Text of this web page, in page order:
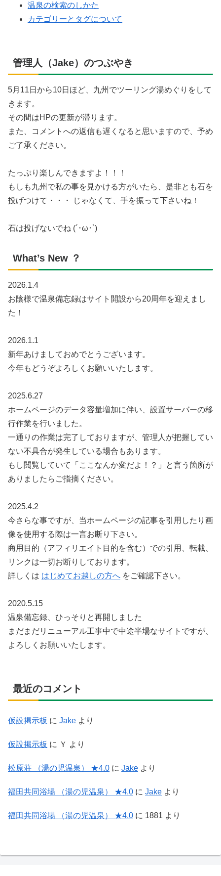
温泉の検索のしかた
カテゴリーとタグについて
管理人（Jake）のつぶやき
5月11日から10日ほど、九州でツーリング湯めぐりをして
きます。
その間はHPの更新が滞ります。
また、コメントへの返信も遅くなると思いますので、予め
ご了承ください。
たっぷり楽しんできますよ！！！
もしも九州で私の事を見かける方がいたら、是非とも石を
投げつけて・・・ じゃなくて、手を振って下さいね！
石は投げないでね (´･ω･`)
What’s New ？
2026.1.4
お陰様で温泉備忘録はサイト開設から20周年を迎えまし
た！
2026.1.1
新年あけましておめでとうございます。
今年もどうぞよろしくお願いいたします。
2025.6.27
ホームページのデータ容量増加に伴い、設置サーバーの移
行作業を行いました。
一通りの作業は完了しておりますが、管理人が把握してい
ない不具合が発生している場合もあります。
もし閲覧していて「ここなんか変だよ！？」と言う箇所が
ありましたらご指摘ください。
2025.4.2
今さらな事ですが、当ホームページの記事を引用したり画
像を使用する際は一言お断り下さい。
商用目的（アフィリエイト目的を含む）での引用、転載、
リンクは一切お断りしております。
詳しくは はじめてお越しの方へ をご確認下さい。
2020.5.15
温泉備忘録、ひっそりと再開しました
まだまだリニューアル工事中で中途半場なサイトですが、
よろしくお願いいたします。
最近のコメント
仮設掲示板 に Jake より
仮設掲示板 に Ｙ より
松原荘 （湯の児温泉） ★4.0 に Jake より
福田共同浴場 （湯の児温泉） ★4.0 に Jake より
福田共同浴場 （湯の児温泉） ★4.0 に 1881 より